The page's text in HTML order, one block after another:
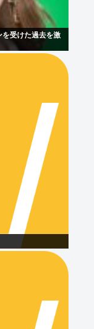
受けた過去を激